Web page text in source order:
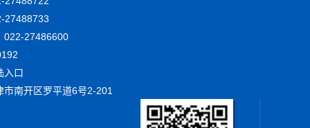
27488733
022-27486600
入口
市南开区罗平道6号2-201